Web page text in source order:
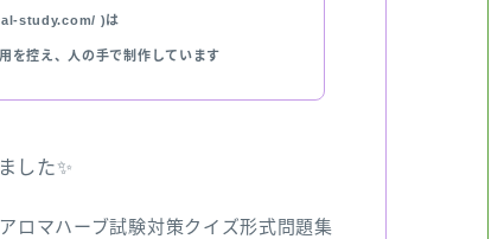
study.com/ )は
を控え、人の手で制作しています
した✨
ロマハーブ試験対策クイズ形式問題集